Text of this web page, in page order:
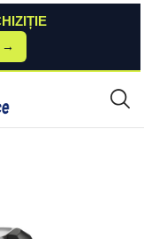
→
autonomie de 45 minute
14.80 si 16.60 seriile RH